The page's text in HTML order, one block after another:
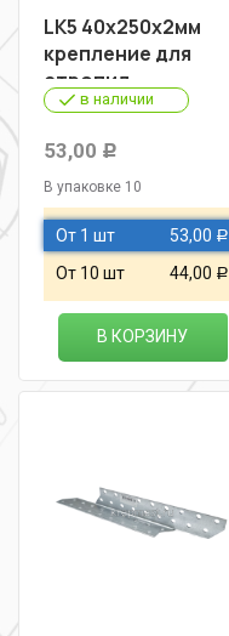
LK5 40х250х2мм
крепление для
стропил
в наличии
53,00 Р
В упаковке 10
От 1 шт 53,00 Р
От 10 шт 44,00 Р
В КОРЗИНУ